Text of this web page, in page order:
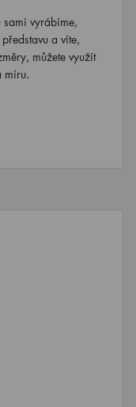
sami vyrábíme,
a víte,
můžete využít
míru.